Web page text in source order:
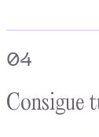
04
Consigue